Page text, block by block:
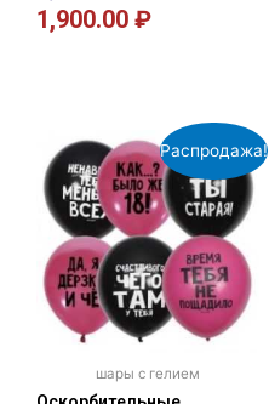
1,900.00 ₽
Распродажа!
шары с гелием